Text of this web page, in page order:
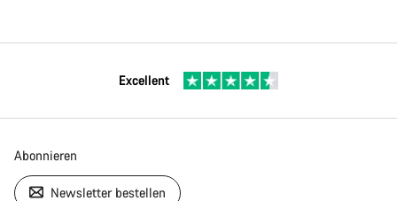
Excellent
Abonnieren
Newsletter bestellen